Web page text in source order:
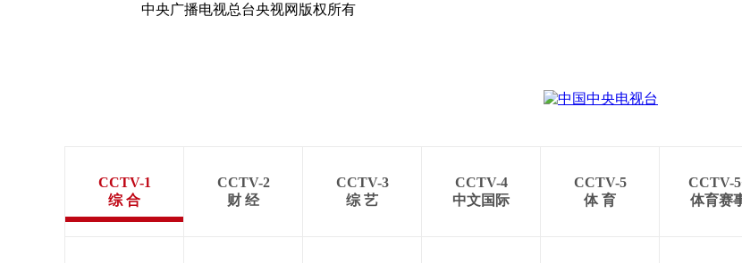
中央广播电视总台央视网 版权所有
CCTV-1
综 合
CCTV-2
财 经
CCTV-3
综 艺
CCTV-4
中文国际
CCTV-5
体 育
CCTV-
体育赛